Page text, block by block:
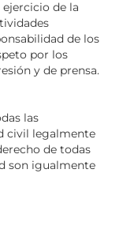
de la
de los
por los
y de prensa.
las
civil legalmente
de todas
son igualmente